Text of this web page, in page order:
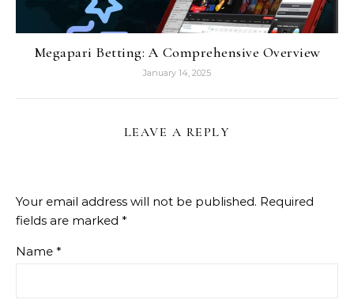
Megapari Betting: A Comprehensive Overview
January 14, 2025
LEAVE A REPLY
Your email address will not be published. Required
fields are marked *
Name *